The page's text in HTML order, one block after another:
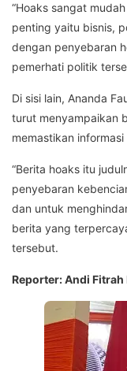
“Hoaks sangat
penting yaitu bisnis,
dengan penyebaran
pemerhati politik
Di sisi lain, Ananda
turut menyampaikan
memastikan
“Berita hoaks itu
penyebaran
dan untuk
berita yang
tersebut.
Reporter: Andi Fitrah